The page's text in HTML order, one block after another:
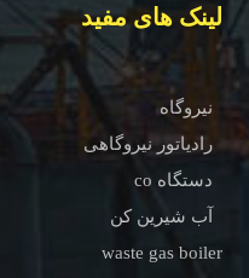
لینک های مفید
نیروگاه
رادیاتور نیروگاهی
دستگاه co
آب شیرین کن
waste gas boiler